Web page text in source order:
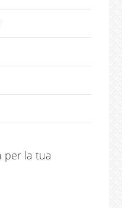
per la tua